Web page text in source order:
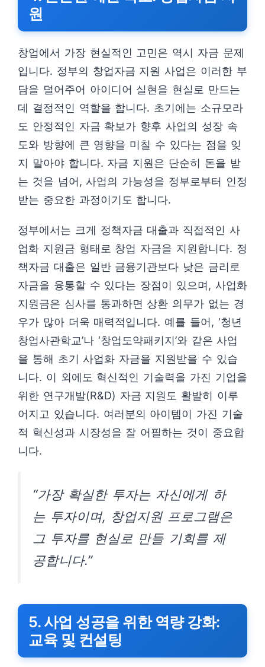
원
창업에서 가장 현실적인 고민은 역시 자금 문제
입니다. 정부의 창업자금 지원 사업은 이러한 부
담을 덜어주어 아이디어 실현을 현실로 만드는
데 결정적인 역할을 합니다. 초기에는 소규모라
도 안정적인 자금 확보가 향후 사업의 성장 속
도와 방향에 큰 영향을 미칠 수 있다는 점을 잊
지 말아야 합니다. 자금 지원은 단순히 돈을 받
는 것을 넘어, 사업의 가능성을 정부로부터 인정
받는 중요한 과정이기도 합니다.
정부에서는 크게 정책자금 대출과 직접적인 사
업화 지원금 형태로 창업 자금을 지원합니다. 정
책자금 대출은 일반 금융기관보다 낮은 금리로
자금을 융통할 수 있다는 장점이 있으며, 사업화
지원금은 심사를 통과하면 상환 의무가 없는 경
우가 많아 더욱 매력적입니다. 예를 들어, ‘청년
창업사관학교’나 ‘창업도약패키지’와 같은 사업
을 통해 초기 사업화 자금을 지원받을 수 있습
니다. 이 외에도 혁신적인 기술력을 가진 기업을
위한 연구개발(R&D) 자금 지원도 활발히 이루
어지고 있습니다. 여러분의 아이템이 가진 기술
적 혁신성과 시장성을 잘 어필하는 것이 중요합
니다.
“가장 확실한 투자는 자신에게 하
는 투자이며, 창업지원 프로그램은
그 투자를 현실로 만들 기회를 제
공합니다.”
5. 사업 성공을 위한 역량 강화:
교육 및 컨설팅